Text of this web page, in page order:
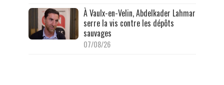
À Vaulx-en-Velin, Abdelkader Lahmar
serre la vis contre les dépôts
sauvages
07/08/26